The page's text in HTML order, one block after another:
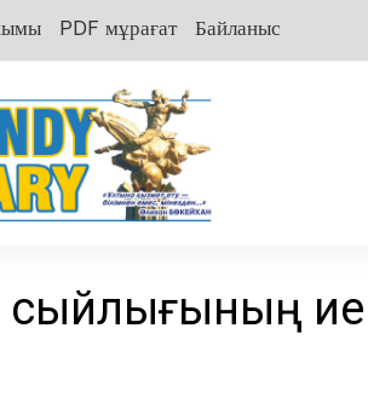
PDF мұрағат Байланыс
сыйлығының